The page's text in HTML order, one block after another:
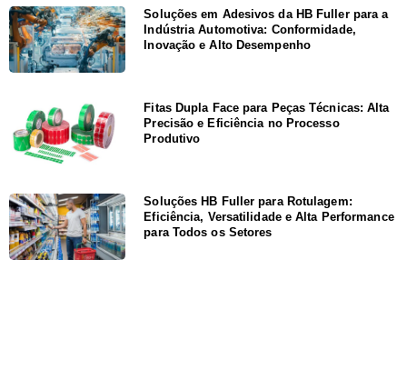
Soluções em Adesivos da HB Fuller para a
Indústria Automotiva: Conformidade,
Inovação e Alto Desempenho
Fitas Dupla Face para Peças Técnicas: Alta
Precisão e Eficiência no Processo
Produtivo
Soluções HB Fuller para Rotulagem:
Eficiência, Versatilidade e Alta Performance
para Todos os Setores